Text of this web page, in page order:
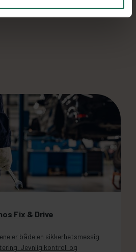
Fix & Drive
er både en sikkerhetsmessig
Jevnlig kontroll og